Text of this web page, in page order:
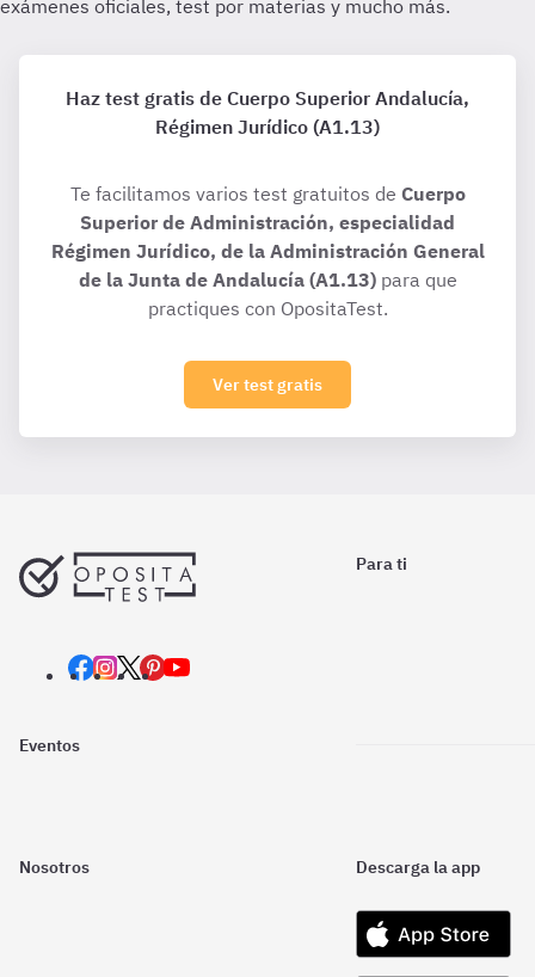
Haz test gratis de Cuerpo Superior Andalucía,
Régimen Jurídico (A1.13)
Te facilitamos varios test gratuitos de Cuerpo
Superior de Administración, especialidad
Régimen Jurídico, de la Administración General
de la Junta de Andalucía (A1.13)para que
practiques con OpositaTest.
Ver test gratis
Para ti
Eventos
Nosotros Descarga la app